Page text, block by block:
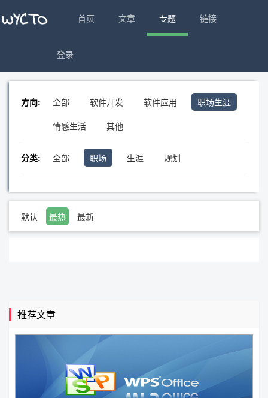
首页 文章 专题 链接
登录
方向: 全部 软件开发 软件应用
职场生涯
情感生活
其他
分类: 全部 职场 生涯 规划
默认 最热 最新
推荐文章